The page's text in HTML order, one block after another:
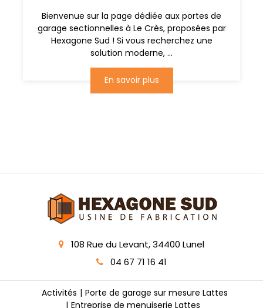
Bienvenue sur la page dédiée aux portes de
garage sectionnelles à Le Crès, proposées par
Hexagone Sud ! Si vous recherchez une
solution moderne, ...
En savoir plus
108 Rue du Levant, 34400 Lunel
04 67 71 16 41
Activités
Porte de garage sur mesure Lattes
Entreprise de menuiserie Lattes